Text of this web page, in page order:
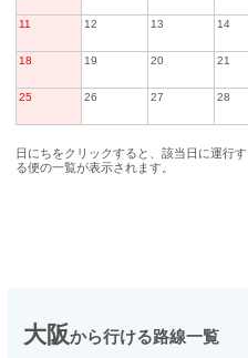
11 12 13 14
18 19 20 21
25 26 27 28
日にちをクリックすると、該当日に運行す
る便の一覧が表示されます。
大阪から行ける路線一覧